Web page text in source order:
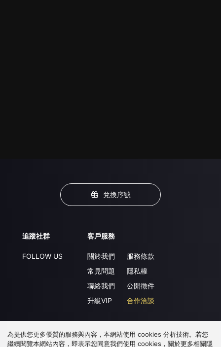
兌換序號
追蹤社群
FOLLOW US
客戶服務
關於我們
常見問題
聯絡我們
升級VIP
服務條款
隱私權
公開徵件
合作洽談
下載 APP
為提供您更多優質的服務與內容，本網站使用 cookies 分析技術。若您
繼續閱覽本網站內容，即表示您同意我們使用 cookies，關於更多相關隱